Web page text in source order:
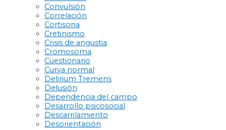
Convulsión
Correlación
Cortisona
Cretinismo
Crisis de angustia
Cromosoma
Cuestionario
Curva normal
Delirium Tremens
Delusión
Dependencia del campo
Desarrollo psicosocial
Descarrilamiento
Desorientación